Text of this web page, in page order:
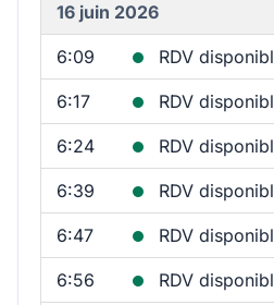
16 juin 2026
6:09 RDV
6:17 RDV
6:24 RDV
6:39 RDV
6:47 RDV
6:56 RDV